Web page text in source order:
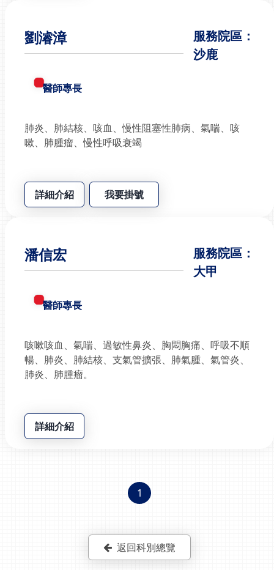
劉濬漳
服務院區：
沙鹿
醫師專長
肺炎、肺結核、咳血、慢性阻塞性肺病、氣喘、咳
嗽、肺腫瘤、慢性呼吸衰竭
詳細介紹 我要掛號
潘信宏
服務院區：
大甲
醫師專長
咳嗽咳血、氣喘、過敏性鼻炎、胸悶胸痛、呼吸不順
暢、肺炎、肺結核、支氣管擴張、肺氣腫、氣管炎、
肺炎、肺腫瘤。
詳細介紹
1
返回科別總覽